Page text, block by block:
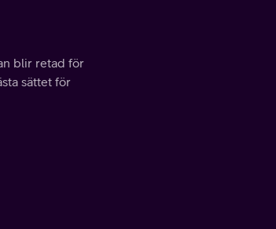
blir retad för
sättet för